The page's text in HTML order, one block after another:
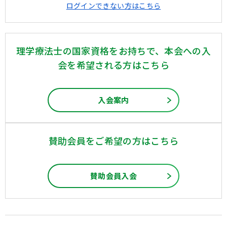
ログインできない方はこちら
理学療法士の国家資格をお持ちで、本会への入
会を希望される方はこちら
入会案内
賛助会員をご希望の方はこちら
賛助会員入会